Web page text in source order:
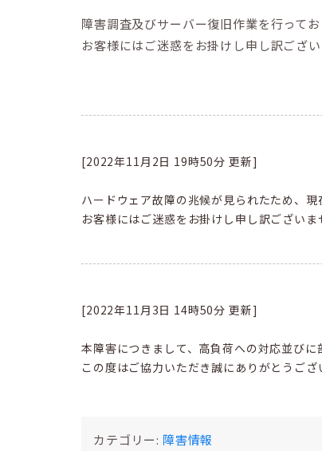
障害調査及びサーバー復旧作業を行ってお
お客様にはご迷惑をお掛けし申し訳ござ
[2022年11月2日 19時50分 更新]
ハードウェア故障の兆候が見られたため、現
お客様にはご迷惑をお掛けし申し訳ござい
[2022年11月3日 14時50分 更新]
本障害につきまして、高負荷への対応並びに
この度はご協力いただき誠にありがとうござ
カテゴリー: 障害情報